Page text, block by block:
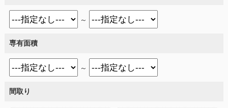
～
専有面積
～
間取り